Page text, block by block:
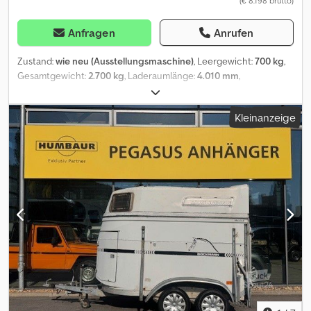
Anfragen Anrufen
Zustand:wie neu (Ausstellungsmaschine), Leergewicht:700 kg,
Gesamtgewicht:2.700 kg, Laderaumlänge:4.010 mm,
, Laderaumhöhe:
kaufen auf trailer-shop Bei ANHÄNGERWIRTZ viele Modelle online
verfügbar Bequem und rund um die Uhr Online 24/7 kaufen Selbst
abholen oder liefern lassen. Der online Abholmarkt für Ihren
neuen Anhänger bietet starke Markenfabrikate! über 850
Neuanhänger auf Lager über 130 gebrauchte Anhänger ständig
im Angebot. unverbindliches Beispiel: aus unserer Auisstellung
reduziert Abholpreis MwSt ausweisbar Böckmann Koffer KT
4018/27 H weiß 400x185x202cm (XL) 2700kg Modell 2024
Kofferanhänger KT 4018/27 H 400x185x200cm 2700kg Tandem
Tieflader V Fahrgestell, geschlossener Plywoodaufbau innen
grau/ außen weiß, Polyesterdach weiß, Heckflügeltüren mit Alu
Drehstangenverschluss abschließbar, DIN Zurrbügel, Automatik
Stützrad..... Dodozii Exopfx Aptswa Verkauf telefonische
Bestellannahme zu folgenden Zeiten: MO. - FR. oder rund um die
Kleinanzeige